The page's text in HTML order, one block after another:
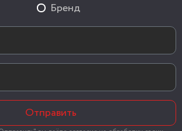
Бренд
Отправить